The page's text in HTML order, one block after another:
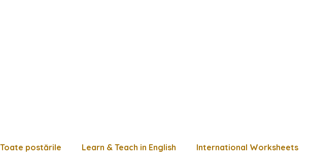
Toate postările Learn & Teach in English International Worksheets